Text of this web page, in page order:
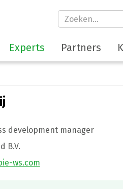
Experts Partners
development manager
B.V.
ws.com